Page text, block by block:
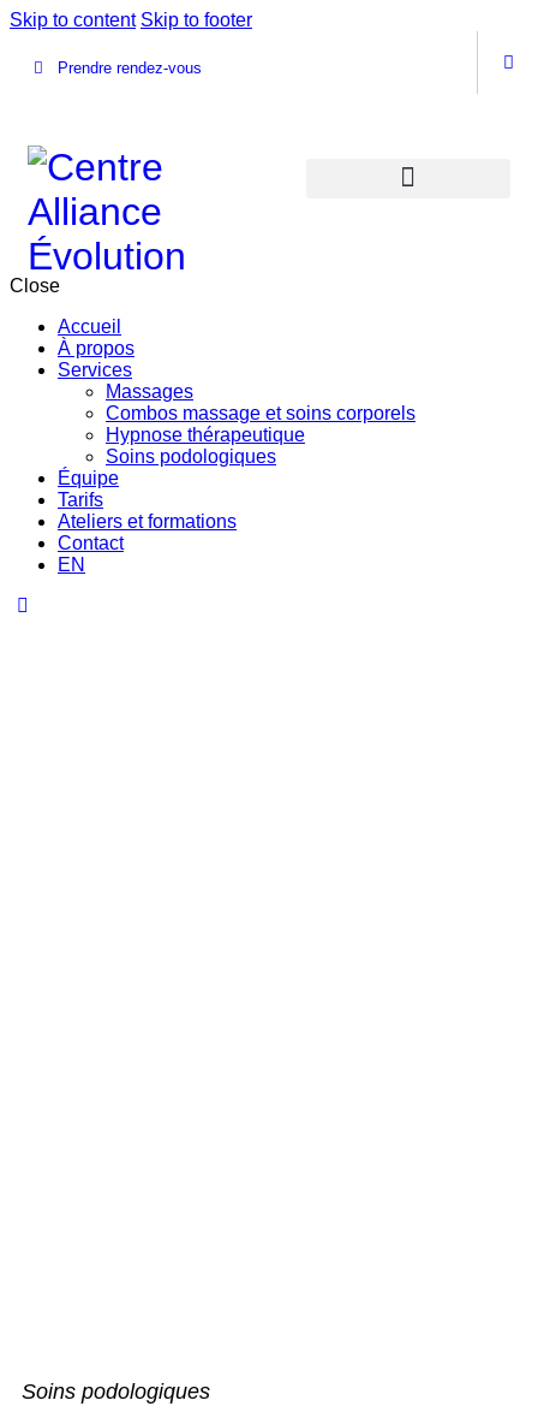
Skip to content Skip to footer
Prendre rendez-vous
Close
Accueil
À propos
Services
Massages
Combos massage et soins corporels
Hypnose thérapeutique
Soins podologiques
Équipe
Tarifs
Ateliers et formations
Contact
EN
Soins podologiques